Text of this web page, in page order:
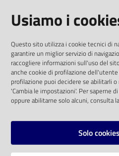
solo alle condizioni previste
comunitaria 2003/98/CE e
SOCIAL
Instagram
Usiamo i
Questo sito utilizza i cookie tecnici di
garantire un miglior servizio di
raccogliere informazioni sull'uso del
anche cookie di profilazione
profilazione puoi decidere se abilitarli
'Cambia le impostazioni'. Per saperne
oppure abilitarne solo alcuni, consulta
Solo